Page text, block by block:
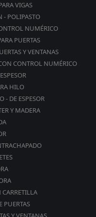
VIGAS
- POLIPASTO
NUMÉRICO
PUERTAS
Y VENTANAS
CONTROL NUMÉRICO
HILO
- DE ESPESOR
Y MADERA
PUERTAS